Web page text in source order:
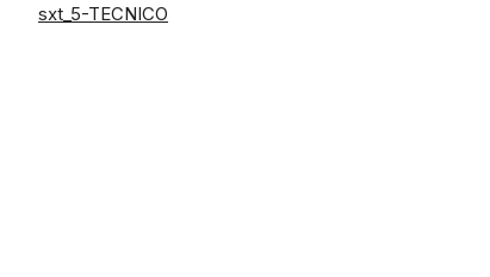
sxt_5-TECNICO